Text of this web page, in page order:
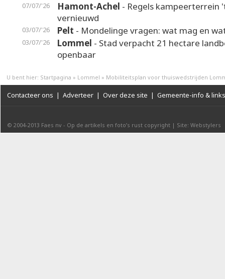
07/07/'26 Hamont-Achel - Regels kampeerterrein
vernieuwd
03/07/'26 Pelt - Mondelinge vragen: wat mag en
03/07/'26 Lommel - Stad verpacht 21 hectare
openbaar
U bent hier: Startpagina » Lommel » Mobiliteitsplan voor thuiswedstrijden
Contacteer ons | Adverteer | Over deze site | Gemeente-info & links
© 2004-2013 Faes nv - Op de artikels en foto’s rust copyright | Site: Webstylers